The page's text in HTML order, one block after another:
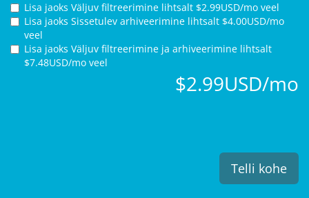
Lisa jaoks Väljuv filtreerimine lihtsalt $2.99USD/mo veel
Lisa jaoks Sissetulev arhiveerimine lihtsalt $4.00USD/mo
veel
Lisa jaoks Väljuv filtreerimine ja arhiveerimine lihtsalt
$7.48USD/mo veel
$2.99USD/mo
Telli kohe